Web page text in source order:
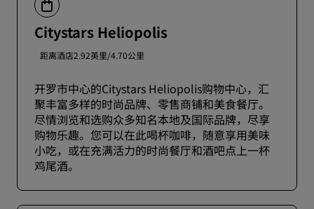
Citystars Heliopolis
距离酒店2.92英里/4.70公里
开罗市中心的Citystars Heliopolis购物中心，汇
聚丰富多样的时尚品牌、零售商铺和美食餐厅。
尽情浏览和选购众多知名本地及国际品牌，尽享
购物乐趣。您可以在此喝杯咖啡，随意享用美味
小吃，或在充满活力的时尚餐厅和酒吧点上一杯
鸡尾酒。